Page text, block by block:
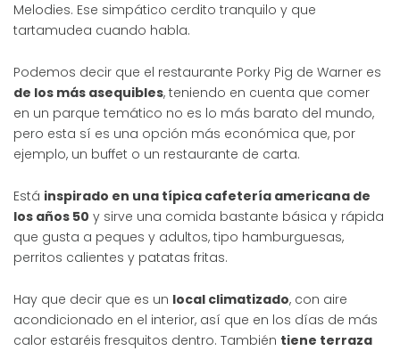
Melodies. Ese simpático cerdito tranquilo y que
tartamudea cuando habla.
Podemos decir que el restaurante Porky Pig de Warner es
de los más asequibles, teniendo en cuenta que comer
en un parque temático no es lo más barato del mundo,
pero esta sí es una opción más económica que, por
ejemplo, un buffet o un restaurante de carta.
Está inspirado en una típica cafetería americana de
los años 50 y sirve una comida bastante básica y rápida
que gusta a peques y adultos, tipo hamburguesas,
perritos calientes y patatas fritas.
Hay que decir que es un local climatizado, con aire
acondicionado en el interior, así que en los días de más
calor estaréis fresquitos dentro. También tiene terraza